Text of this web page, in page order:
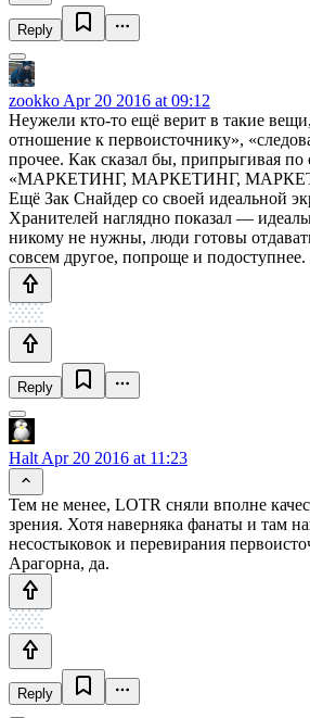
Reply
zookko Apr 20 2016 at 09:12
Неужели кто-то ещё верит в такие
отношение к первоисточнику»,
прочее. Как сказал бы, припрыгивая по
«МАРКЕТИНГ, МАРКЕТИНГ,
Ещё Зак Снайдер со своей идеальной
Хранителей наглядно показал —
никому не нужны, люди готовы
совсем другое, попроще и подоступнее.
Reply
Halt Apr 20 2016 at 11:23
Тем не менее, LOTR сняли вполне
зрения. Хотя наверняка фанаты и там
несостыковок и перевирания
Арагорна, да.
Reply